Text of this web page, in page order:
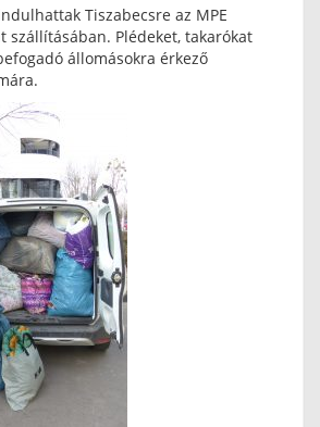
Tiszabecsre az MPE
szállításában. Plédeket, takarókat
állomásokra érkező